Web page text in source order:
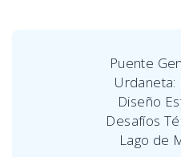
Puente
Urdaneta:
Diseño
Desafíos
Lago de